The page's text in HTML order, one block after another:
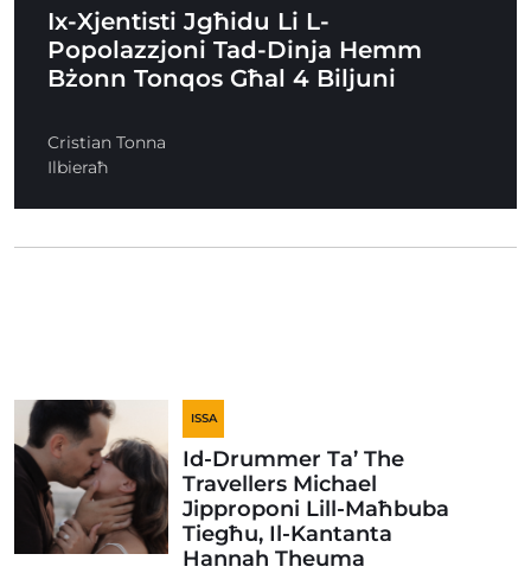
Ix-Xjentisti Jgħidu Li L-
Popolazzjoni Tad-Dinja Hemm
Bżonn Tonqos Għal 4 Biljuni
Cristian Tonna
Ilbieraħ
ISSA
Id-Drummer Ta’ The
Travellers Michael
Jipproponi Lill-Maħbuba
Tiegħu, Il-Kantanta
Hannah Theuma